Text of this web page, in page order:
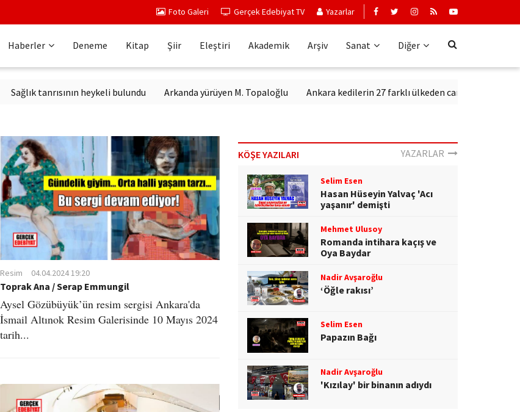
Foto Galeri Gerçek Edebiyat TV Yazarlar
Haberler Deneme Kitap Şiir Eleştiri Akademik Arşiv Sanat Diğer
heykeli bulundu Arkanda yürüyen M. Topaloğlu Ankara kedilerin 27 farklı ülkeden canlı olarak izleniyor
Resim 04.04.2024 19:20
Toprak Ana / Serap Emmungil
​ Aysel Gözübüyük’ün resim sergisi Ankara'da
İsmail Altınok Resim Galerisinde 10 Mayıs 2024
tarih...
KÖŞE YAZILARI YAZARLAR
Selim Esen
Hasan Hüseyin Yalvaç 'Acı
yaşanır' demişti
Mehmet Ulusoy
Romanda intihara kaçış ve
Oya Baydar
Nadir Avşaroğlu
‘Öğle rakısı’
Selim Esen
Papazın Bağı
Nadir Avşaroğlu
'Kızılay' bir binanın adıydı